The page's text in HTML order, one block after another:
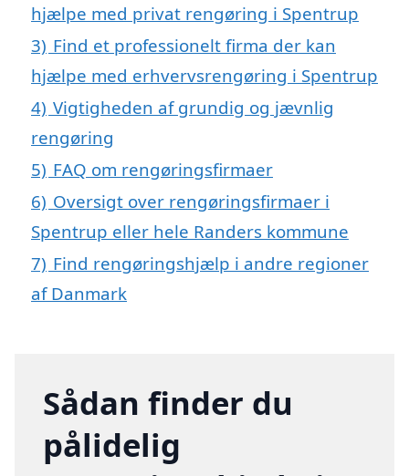
hjælpe med privat rengøring i Spentrup
3) Find et professionelt firma der kan
hjælpe med erhvervsrengøring i Spentrup
4) Vigtigheden af grundig og jævnlig
rengøring
5) FAQ om rengøringsfirmaer
6) Oversigt over rengøringsfirmaer i
Spentrup eller hele Randers kommune
7) Find rengøringshjælp i andre regioner
af Danmark
Sådan finder du
pålidelig